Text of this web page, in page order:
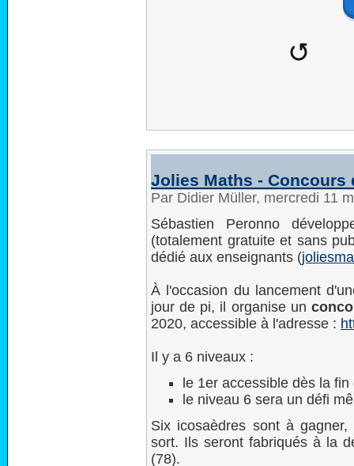
Jolies Maths - Concours
Par Didier Müller, mercredi 11
Sébastien Peronno
(totalement gratuite et sans
dédié aux enseignants (
À l'occasion du lancement
jour de pi, il organise un
2020, accessible à l'adresse :
Il y a 6 niveaux :
le 1er accessible dès la
le niveau 6 sera un défi
Six icosaèdres sont à
sort. Ils seront fabriqués à la
(78).